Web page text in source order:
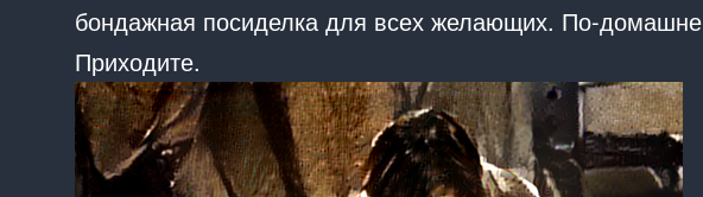
бондажная посиделка для всех желающих. По-
Приходите.